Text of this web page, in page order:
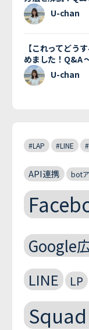
U-chan
【これってどう
めました！Q&A
U-chan
#LAP #LINE
API連携 bot
Google
LINE LP